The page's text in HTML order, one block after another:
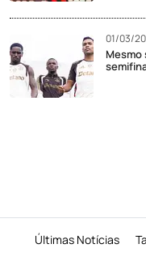
01/03/
Mesmo
Últimas Notícias